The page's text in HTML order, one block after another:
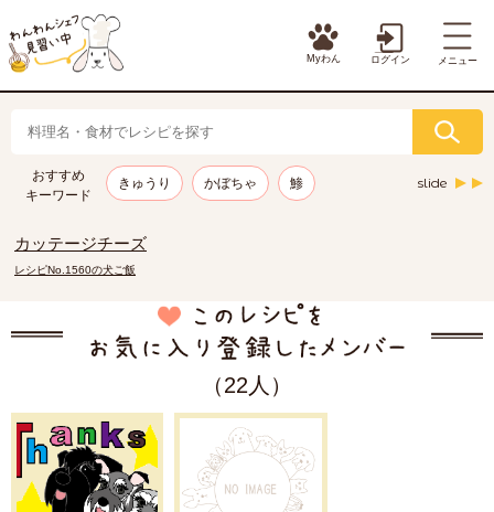
Myわん ログイン メニュー
おすすめ
キーワード
きゅうり かぼちゃ 鯵 slide
カッテージチーズ
レシピNo.1560の犬ご飯
（22人）